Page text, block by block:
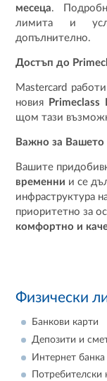
месеца.
лимита и
допълнително.
Достъп до
Mastercard
новия
Primeclass
щом тази
Важно за Вашето
Вашите
временни и се
инфраструктура
приоритетно за
комфортно и
Физически
Банкови карти
Депозити и
Интернет банка
Потребителски